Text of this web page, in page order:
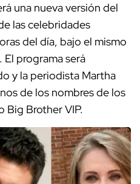
una nueva versión del
las celebridades
del día, bajo el mismo
programa será
y la periodista Martha
de los nombres de los
Big Brother VIP.